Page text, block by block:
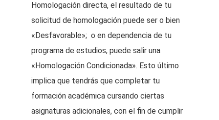
Homologación directa, el resultado de tu
solicitud de homologación puede ser o bien
«Desfavorable»; o en dependencia de tu
programa de estudios, puede salir una
«Homologación Condicionada». Esto último
implica que tendrás que completar tu
formación académica cursando ciertas
asignaturas adicionales, con el fin de cumplir